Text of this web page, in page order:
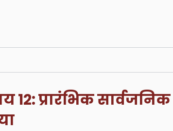
12: प्रारंभिक